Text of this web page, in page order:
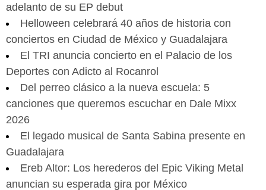
adelanto de su EP debut
Helloween celebrará 40 años de historia con
conciertos en Ciudad de México y Guadalajara
El TRI anuncia concierto en el Palacio de los
Deportes con Adicto al Rocanrol
Del perreo clásico a la nueva escuela: 5
canciones que queremos escuchar en Dale Mixx
2026
El legado musical de Santa Sabina presente en
Guadalajara
Ereb Altor: Los herederos del Epic Viking Metal
anuncian su esperada gira por México